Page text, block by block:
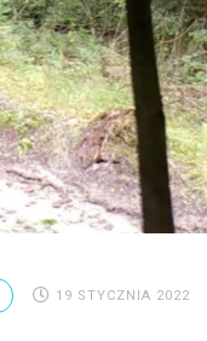
19 STYCZNIA 2022